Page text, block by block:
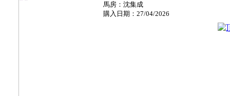
馬房：沈集成
購入日期：27/04/2026